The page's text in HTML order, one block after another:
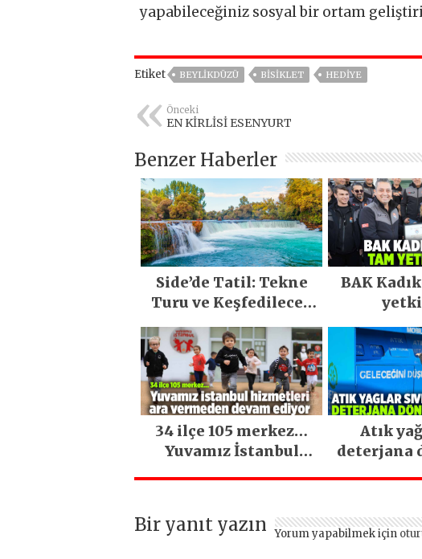
yapabileceğiniz sosyal bir ortam
Etiket BEYLIKDÜZÜ BISIKLET HEDİYE
Önceki
EN KİRLİSİ ESENYURT
Benzer Haberler
Side’de Tatil: Tekne
Turu ve Keşfedilecek
BAK
yetki
34 ilçe 105 merkez…
Yuvamız İstanbul
Atık
deterjana
Bir yanıt yazın Yorum yapabilmek için